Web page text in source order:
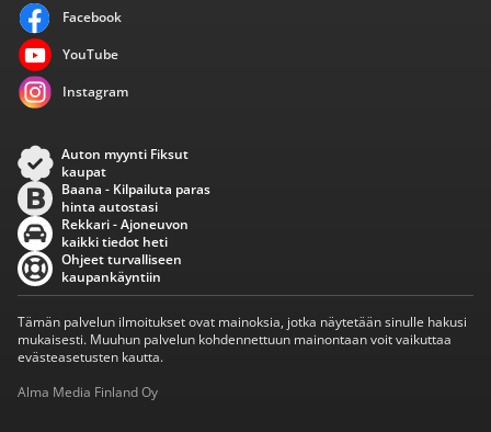
Facebook
YouTube
Instagram
Auton myynti Fiksut
kaupat
Baana - Kilpailuta paras
hinta autostasi
Rekkari - Ajoneuvon
kaikki tiedot heti
Ohjeet turvalliseen
kaupankäyntiin
Tämän palvelun ilmoitukset ovat mainoksia, jotka näytetään sinulle hakusi
mukaisesti. Muuhun palvelun kohdennettuun mainontaan voit vaikuttaa
evästeasetusten kautta.
Alma Media Finland Oy